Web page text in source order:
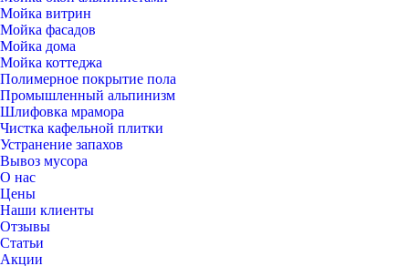
Мойка витрин
Мойка фасадов
Мойка дома
Мойка коттеджа
Полимерное покрытие пола
Промышленный альпинизм
Шлифовка мрамора
Чистка кафельной плитки
Устранение запахов
Вывоз мусора
О нас
Цены
Наши клиенты
Отзывы
Статьи
Акции